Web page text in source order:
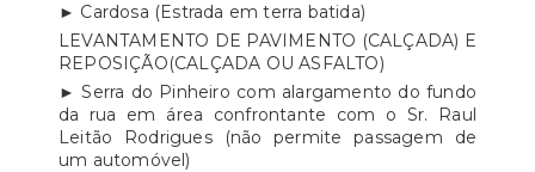
► Cardosa (Estrada em terra batida)
LEVANTAMENTO DE PAVIMENTO (CALÇADA) E
REPOSIÇÃO(CALÇADA OU ASFALTO)
► Serra do Pinheiro com alargamento do fundo
da rua em área confrontante com o Sr. Raul
Leitão Rodrigues (não permite passagem de
um automóvel)